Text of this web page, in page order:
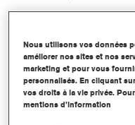
Nous utilisons vos données
améliorer nos sites et nos
marketing et pour vous
personnalisés. En cliquant
vos droits à la vie privée.
mentions d’information